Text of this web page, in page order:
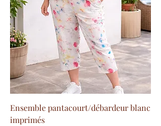
Ensemble pantacourt/débardeur blanc
imprimés